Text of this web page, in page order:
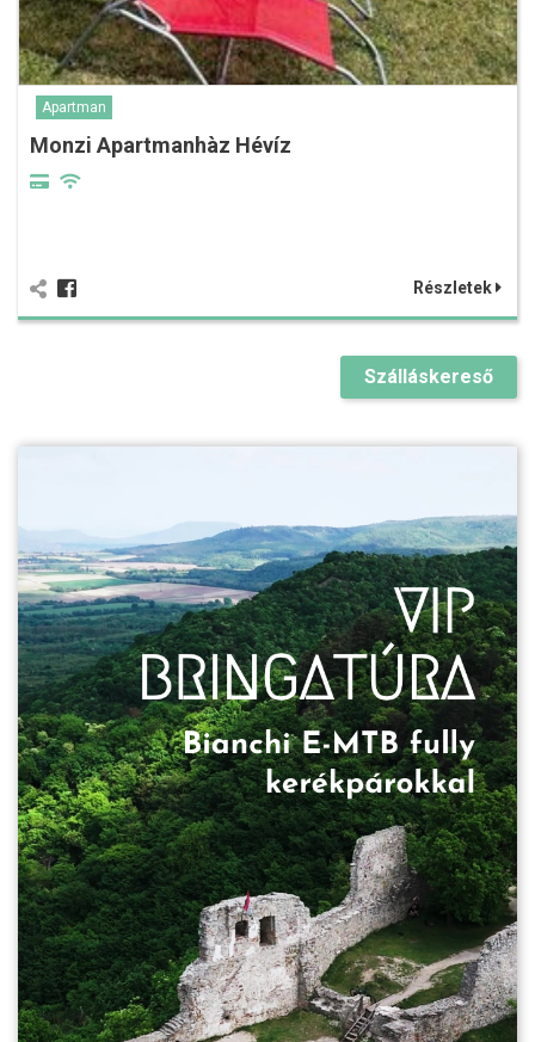
Apartman
Monzi Apartmanhàz Hévíz
Részletek
Szálláskereső